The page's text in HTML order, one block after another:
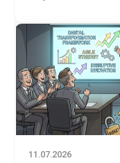
11.07.2026